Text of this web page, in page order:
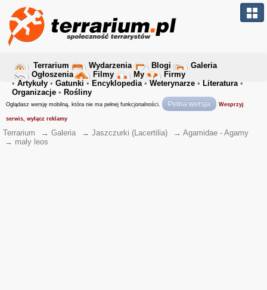
Terrarium Wydarzenia Blogi
Galeria
Ogłoszenia
Filmy My
Firmy
• Artykuły • Gatunki • Encyklopedia• Weterynarze • Literatura•
Organizacje • Rośliny
Oglądasz wersję mobilną, która nie ma pełnej funkcjonalności. Pełna wersja Wesprzyj
serwis, wyłącz reklamy
Terrarium → Galeria → Jaszczurki (Lacertilia) → Agamidae - Agamy
→ maly leos